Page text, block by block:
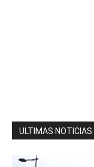
ULTIMAS NOTICIAS